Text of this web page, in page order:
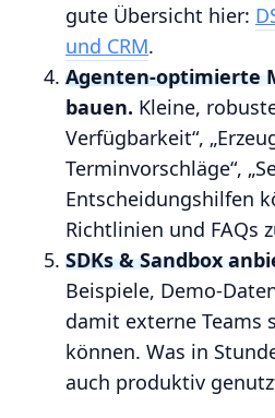
gute Übersicht hier:
und CRM.
Agenten‑optimierte
bauen. Kleine,
Verfügbarkeit“,
Terminvorschläge“,
Entscheidungshilfen
Richtlinien und FAQs
SDKs & Sandbox
Beispiele,
damit externe Teams
können. Was in
auch produktiv